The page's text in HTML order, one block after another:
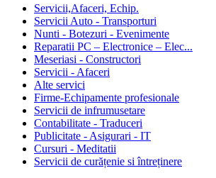
Servicii,Afaceri, Echip.
Servicii Auto - Transporturi
Nunti - Botezuri - Evenimente
Reparatii PC – Electronice – Elec...
Meseriasi - Constructori
Servicii - Afaceri
Alte servici
Firme-Echipamente profesionale
Servicii de infrumusetare
Contabilitate - Traduceri
Publicitate - Asigurari - IT
Cursuri - Meditatii
Servicii de curățenie si întreținere